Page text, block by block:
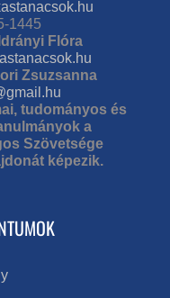
1445
Flóra
Zsuzsanna
tudományos és
a
Szövetsége
képezik.